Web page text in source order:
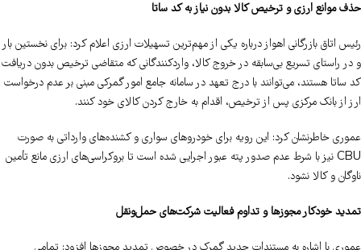
حذف موانع ارزی و ترخیص کالا بدون نیاز به کد ساتا
رئیس اتاق بازرگانی اهواز درباره یکی از مهم‌ترین تسهیلات ارزی اعلام کرد: برای نخستین بار
و در راستای تسریع بی‌سابقه در خروج کالا، واردکنندگانی که متقاضی ترخیص بدون دریافت
کد ساتا هستند، می‌توانند با درج تعهد در سامانه جامع امور گمرکی مبنی بر عدم درخواست
ارز از بانک مرکزی پس از ترخیص، اقدام به خارج کردن کالای خود کنند.
عموری خاطرنشان کرد: این رویه برای خودروهای سواری و کشنده‌های وارداتی به صورت
CBU نیز با شرط عدم صدور پته عبور اجرایی شده است تا بروکراسی‌های ارزی مانع تأمین
ناوگان و کالا نشود.
تمدید خودکار مجوزها و تداوم فعالیت شرکت‌های حمل‌ونقل